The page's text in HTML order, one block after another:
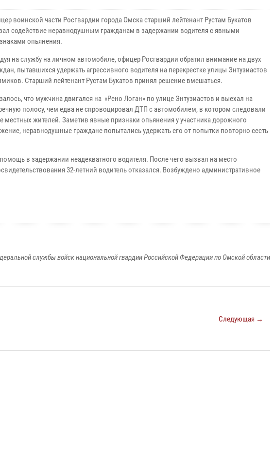
воинской части Росгвардии города Омска старший лейтенант Рустам Букатов
содействие неравнодушным гражданам в задержании водителя с явными
опьянения.
на службу на личном автомобиле, офицер Росгвардии обратил внимание на двух
пытавшихся удержать агрессивного водителя на перекрестке улицы Энтузиастов
Старший лейтенант Рустам Букатов принял решение вмешаться.
что мужчина двигался на «Рено Логан» по улице Энтузиастов и выехал на
полосу, чем едва не спровоцировал ДТП с автомобилем, в котором следовали
местных жителей. Заметив явные признаки опьянения у участника дорожного
неравнодушные граждане попытались удержать его от попытки повторно сесть
в задержании неадекватного водителя. После чего вызвал на место
32-летний водитель отказался. Возбуждено административное
службы войск национальной гвардии Российской Федерации по Омской области
Следующая →